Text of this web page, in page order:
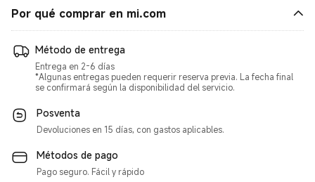
Por qué comprar en mi.com
Método de entrega
Entrega en 2-6 días
*Algunas entregas pueden requerir reserva previa. La fecha final
se confirmará según la disponibilidad del servicio.
Posventa
Devoluciones en 15 días, con gastos aplicables.
Métodos de pago
Pago seguro. Fácil y rápido